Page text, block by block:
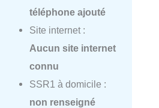
téléphone ajouté
Site internet :
Aucun site internet
connu
SSR1 à domicile :
non renseigné